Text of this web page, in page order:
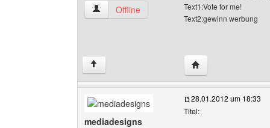
xbox360teamdelux Benutzer-Profile anzeigen
Offline
Text1:Vote for me!
Text2:gewinn werbung
↑ Website dieses
mediadesigns
28.01.2012 um 18:33
Titel: